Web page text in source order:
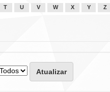
T U V W X Y Z